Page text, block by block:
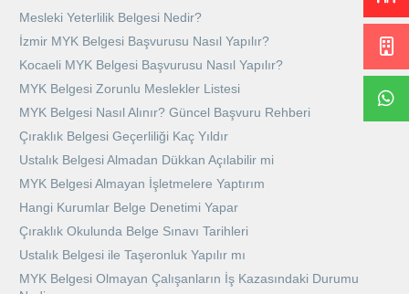
Mesleki Yeterlilik Belgesi Nedir?
İzmir MYK Belgesi Başvurusu Nasıl Yapılır?
Kocaeli MYK Belgesi Başvurusu Nasıl Yapılır?
MYK Belgesi Zorunlu Meslekler Listesi
MYK Belgesi Nasıl Alınır? Güncel Başvuru Rehberi
Çıraklık Belgesi Geçerliliği Kaç Yıldır
Ustalık Belgesi Almadan Dükkan Açılabilir mi
MYK Belgesi Almayan İşletmelere Yaptırım
Hangi Kurumlar Belge Denetimi Yapar
Çıraklık Okulunda Belge Sınavı Tarihleri
Ustalık Belgesi ile Taşeronluk Yapılır mı
MYK Belgesi Olmayan Çalışanların İş Kazasındaki Durumu